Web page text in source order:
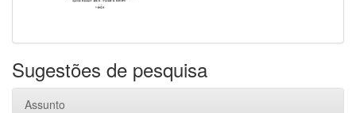
Sugestões de pesquisa
Assunto